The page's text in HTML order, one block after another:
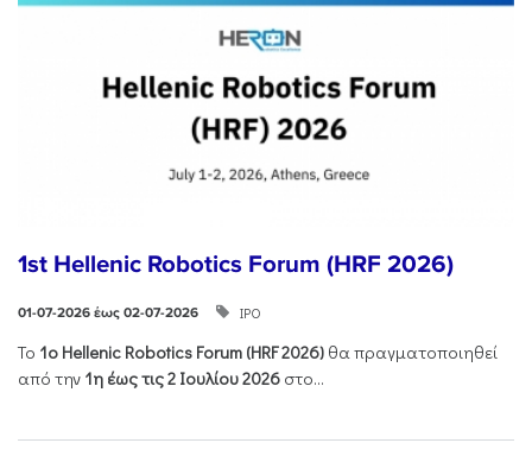
1st Hellenic Robotics Forum (HRF 2026)
01-07-2026 έως 02-07-2026 ΙΡΟ
Το 1ο Hellenic Robotics Forum (HRF2026) θα πραγματοποιηθεί
από την 1η έως τις 2 Ιουλίου 2026 στο...